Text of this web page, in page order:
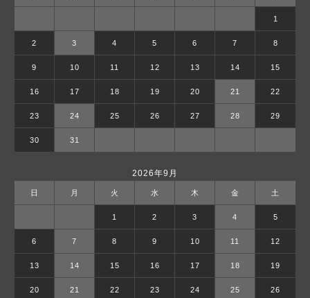
1
2 3 4 5 6 7 8
9 10 11 12 13 14 15
16 17 18 19 20 21 22
23 24 25 26 27 28 29
30 31
2026年9月
日 月 火 水 木 金 土
1 2 3 4 5
6 7 8 9 10 11 12
13 14 15 16 17 18 19
20 21 22 23 24 25 26